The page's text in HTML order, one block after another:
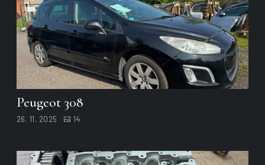
Peugeot 308
26. 11. 2025 14